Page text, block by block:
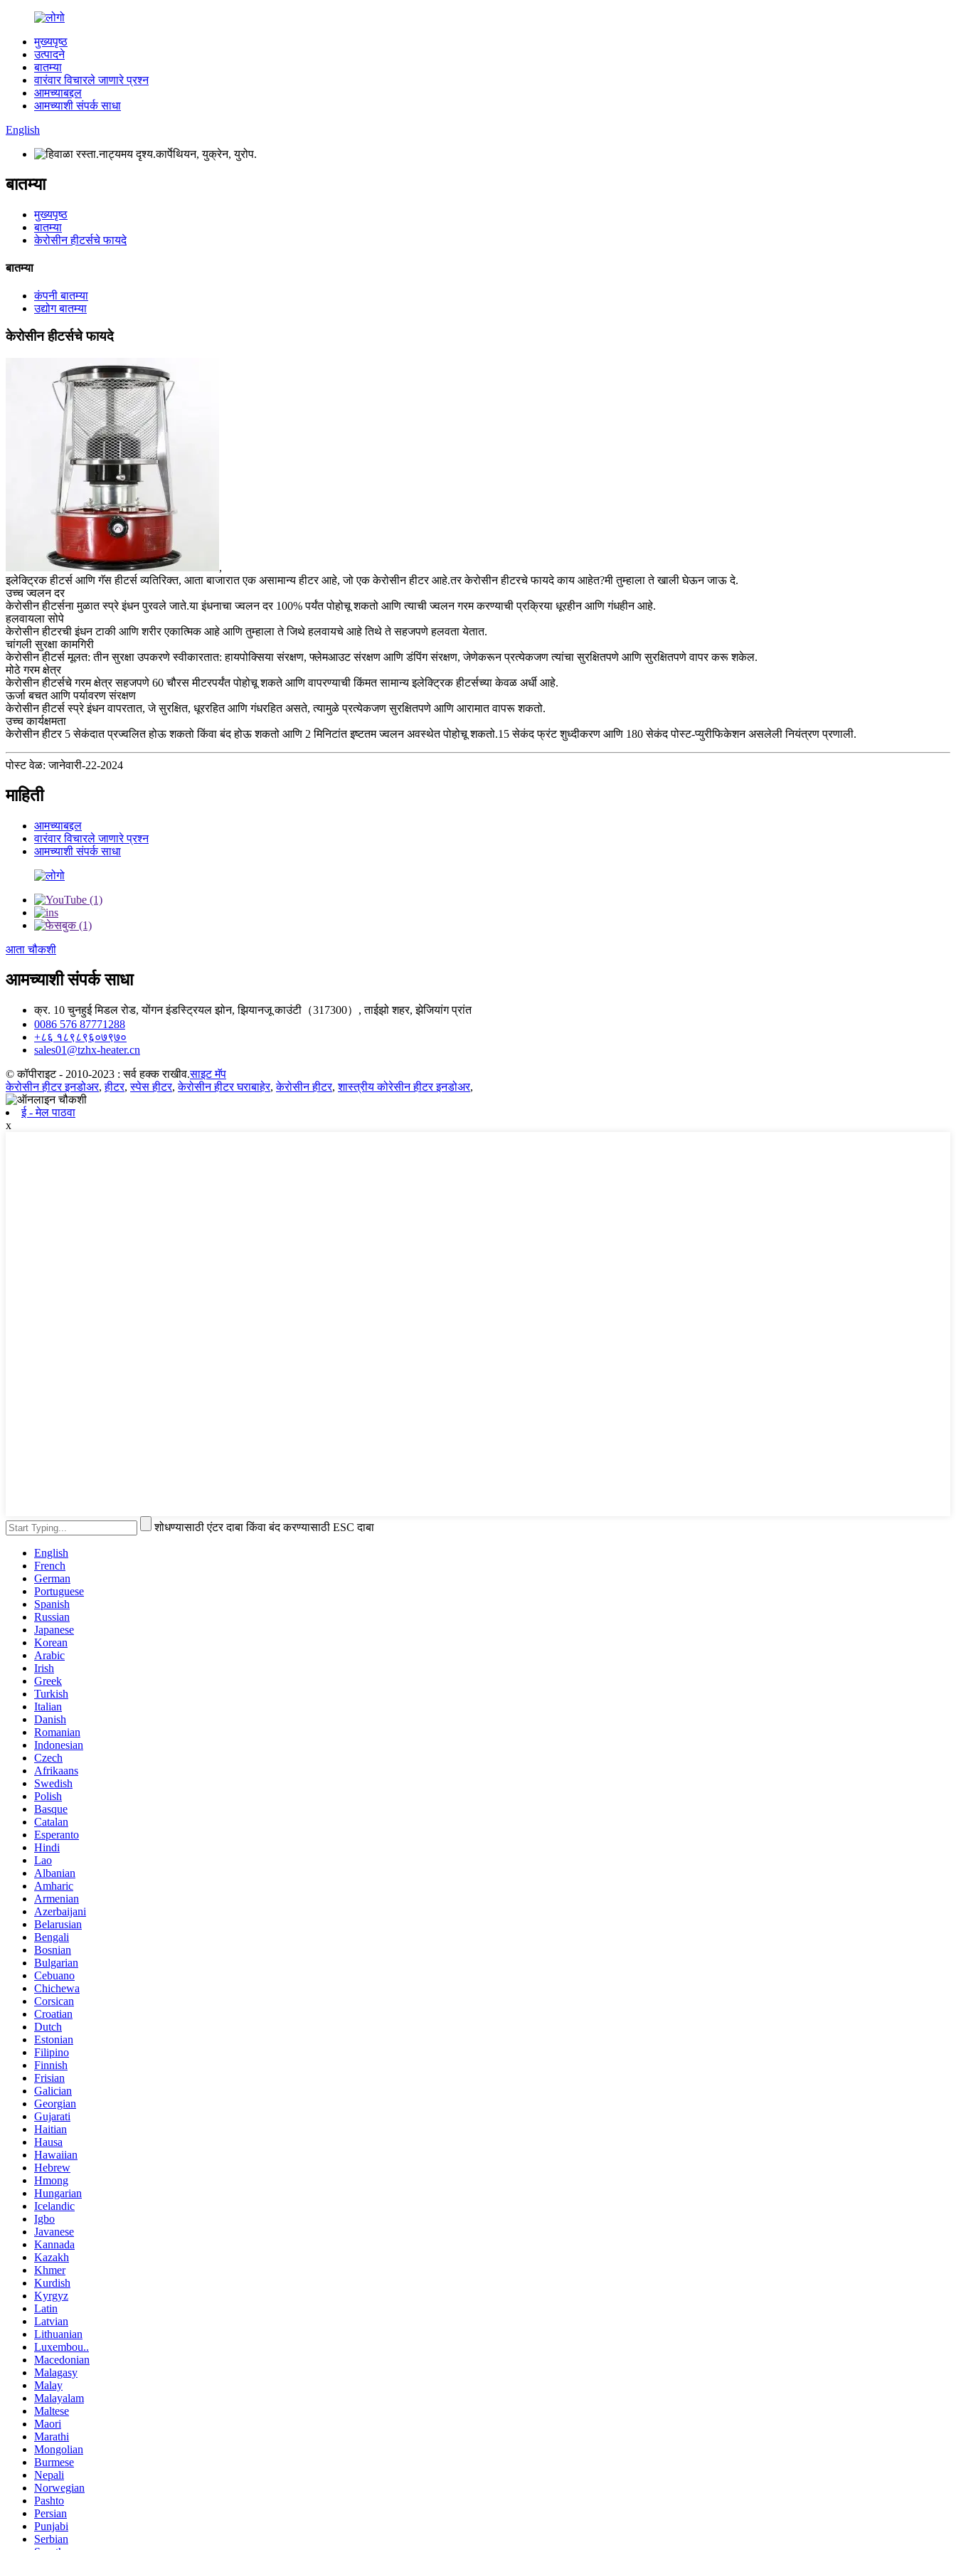
मुख्यपृष्ठ
उत्पादने
बातम्या
वारंवार विचारले जाणारे प्रश्न
आमच्याबद्दल
आमच्याशी संपर्क साधा
English
बातम्या
मुख्यपृष्ठ
बातम्या
केरोसीन हीटर्सचे फायदे
बातम्या
कंपनी बातम्या
उद्योग बातम्या
केरोसीन हीटर्सचे फायदे
,
इलेक्ट्रिक हीटर्स आणि गॅस हीटर्स व्यतिरिक्त, आता बाजारात एक असामान्य हीटर आहे, जो एक केरोसीन हीटर आहे.तर केरोसीन हीटरचे फायदे काय आहेत?मी तुम्हाला ते खाली घेऊन जाऊ दे.
उच्च ज्वलन दर
केरोसीन हीटर्सना मुळात स्प्रे इंधन पुरवले जाते.या इंधनाचा ज्वलन दर 100% पर्यंत पोहोचू शकतो आणि त्याची ज्वलन गरम करण्याची प्रक्रिया धूरहीन आणि गंधहीन आहे.
हलवायला सोपे
केरोसीन हीटरची इंधन टाकी आणि शरीर एकात्मिक आहे आणि तुम्हाला ते जिथे हलवायचे आहे तिथे ते सहजपणे हलवता येतात.
चांगली सुरक्षा कामगिरी
केरोसीन हीटर्स मूलत: तीन सुरक्षा उपकरणे स्वीकारतात: हायपोक्सिया संरक्षण, फ्लेमआउट संरक्षण आणि डंपिंग संरक्षण, जेणेकरून प्रत्येकजण त्यांचा सुरक्षितपणे आणि सुरक्षितपणे वापर करू शकेल.
मोठे गरम क्षेत्र
केरोसीन हीटर्सचे गरम क्षेत्र सहजपणे 60 चौरस मीटरपर्यंत पोहोचू शकते आणि वापरण्याची किंमत सामान्य इलेक्ट्रिक हीटर्सच्या केवळ अर्धी आहे.
ऊर्जा बचत आणि पर्यावरण संरक्षण
केरोसीन हीटर्स स्प्रे इंधन वापरतात, जे सुरक्षित, धूररहित आणि गंधरहित असते, त्यामुळे प्रत्येकजण सुरक्षितपणे आणि आरामात वापरू शकतो.
उच्च कार्यक्षमता
केरोसीन हीटर 5 सेकंदात प्रज्वलित होऊ शकतो किंवा बंद होऊ शकतो आणि 2 मिनिटांत इष्टतम ज्वलन अवस्थेत पोहोचू शकतो.15 सेकंद फ्रंट शुध्दीकरण आणि 180 सेकंद पोस्ट-प्युरीफिकेशन असलेली नियंत्रण प्रणाली.
पोस्ट वेळ: जानेवारी-22-2024
माहिती
आमच्याबद्दल
वारंवार विचारले जाणारे प्रश्न
आमच्याशी संपर्क साधा
आता चौकशी
आमच्याशी संपर्क साधा
क्र. 10 चुनहुई मिडल रोड, योंगन इंडस्ट्रियल झोन, झियानजू काउंटी（317300）, ताईझो शहर, झेजियांग प्रांत
0086 576 87771288
+८६ १८९८९६०७९७०
sales01@tzhx-heater.cn
© कॉपीराइट - 2010-2023 : सर्व हक्क राखीव.साइट मॅप
केरोसीन हीटर इनडोअर,हीटर,स्पेस हीटर,केरोसीन हीटर घराबाहेर,केरोसीन हीटर,शास्त्रीय कोरेसीन हीटर इनडोअर,
ई - मेल पाठवा
x
शोधण्यासाठी एंटर दाबा किंवा बंद करण्यासाठी ESC दाबा
English
French
German
Portuguese
Spanish
Russian
Japanese
Korean
Arabic
Irish
Greek
Turkish
Italian
Danish
Romanian
Indonesian
Czech
Afrikaans
Swedish
Polish
Basque
Catalan
Esperanto
Hindi
Lao
Albanian
Amharic
Armenian
Azerbaijani
Belarusian
Bengali
Bosnian
Bulgarian
Cebuano
Chichewa
Corsican
Croatian
Dutch
Estonian
Filipino
Finnish
Frisian
Galician
Georgian
Gujarati
Haitian
Hausa
Hawaiian
Hebrew
Hmong
Hungarian
Icelandic
Igbo
Javanese
Kannada
Kazakh
Khmer
Kurdish
Kyrgyz
Latin
Latvian
Lithuanian
Luxembou..
Macedonian
Malagasy
Malay
Malayalam
Maltese
Maori
Marathi
Mongolian
Burmese
Nepali
Norwegian
Pashto
Persian
Punjabi
Serbian